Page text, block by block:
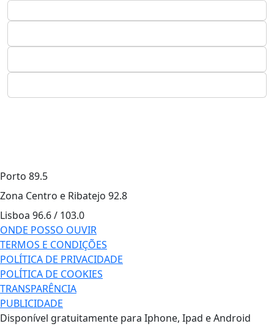
Porto 89.5
Zona Centro e Ribatejo 92.8
Lisboa 96.6 / 103.0
ONDE POSSO OUVIR
TERMOS E CONDIÇÕES
POLÍTICA DE PRIVACIDADE
POLÍTICA DE COOKIES
TRANSPARÊNCIA
PUBLICIDADE
Disponível gratuitamente para Iphone, Ipad e Android